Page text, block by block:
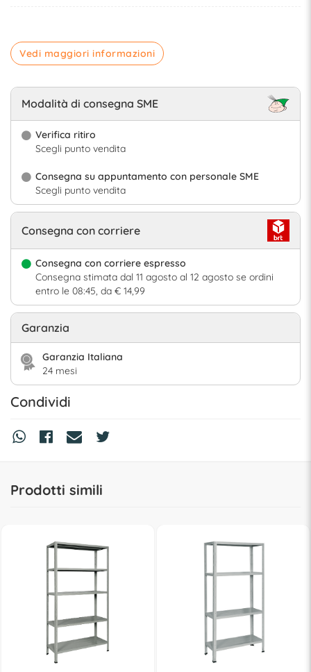
Vedi maggiori informazioni
Modalità di consegna SME
Verifica ritiro
Scegli punto vendita
Consegna su appuntamento con personale SME
Scegli punto vendita
Consegna con corriere
Consegna con corriere espresso
Consegna stimata dal 11 agosto al 12 agosto se ordini
entro le 08:45, da € 14,99
Garanzia
Garanzia Italiana
24 mesi
Condividi
Prodotti simili